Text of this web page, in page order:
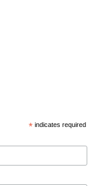
* indicates required